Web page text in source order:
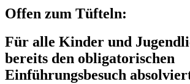
Offen zum Tüfteln:
Für alle Kinder und
bereits den obligatorischen
Einführungsbesuch